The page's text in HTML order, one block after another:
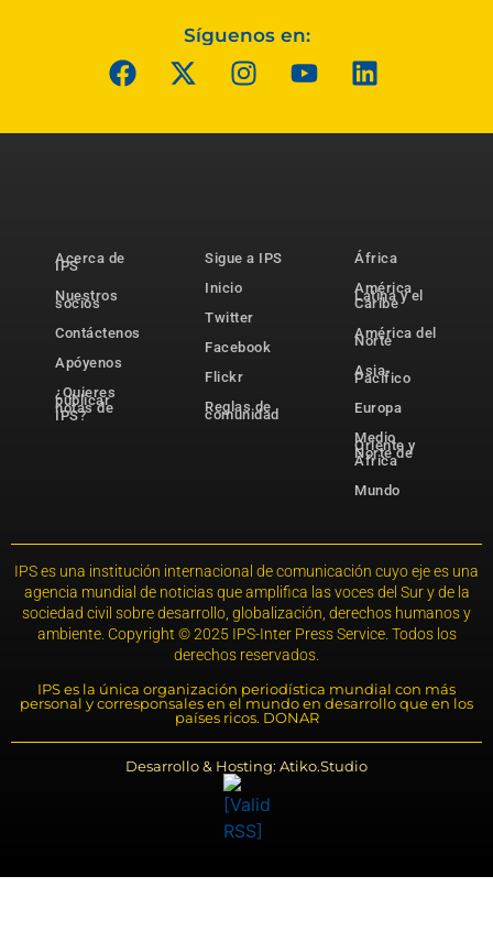
Síguenos en:
Acerca de
IPS
Nuestros
socios
Contáctenos
Apóyenos
¿Quieres
publicar
notas de
IPS?
Sigue a IPS
Inicio
Twitter
Facebook
Flickr
Reglas de
comunidad
África
América
Latina y el
Caribe
América del
Norte
Asia-
Pacífico
Europa
Medio
Oriente y
Norte de
África
Mundo
IPS es una institución internacional de comunicación cuyo eje es una
agencia mundial de noticias que amplifica las voces del Sur y de la
sociedad civil sobre desarrollo, globalización, derechos humanos y
ambiente. Copyright © 2025 IPS-Inter Press Service. Todos los
derechos reservados.
IPS es la única organización periodística mundial con más
personal y corresponsales en el mundo en desarrollo que en los
países ricos. DONAR
Desarrollo & Hosting: Atiko.Studio